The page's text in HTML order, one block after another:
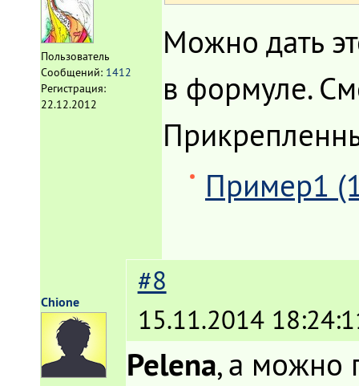
Пользователь
Сообщений: 1412
Регистрация:
22.12.2012
Можно дать
в формуле.
Пример1
Chione
#8
15.11.2014
Pelena, а можно